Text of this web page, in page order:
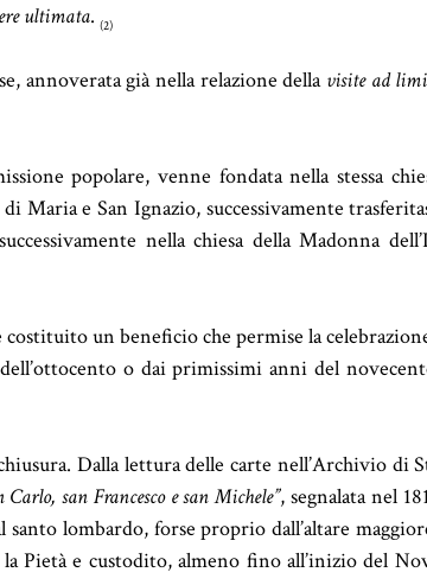
ultimata. (2)
annoverata già nella relazione della visite ad
popolare, venne fondata nella stessa
e San Ignazio, successivamente
nella chiesa della Madonna
un beneficio che permise la
o dai primissimi anni del
Dalla lettura delle carte nell’Archivio di
Carlo, san Francesco e san Michele”, segnalata nel
lombardo, forse proprio dall’altare
Pietà e custodito, almeno fino all’inizio del